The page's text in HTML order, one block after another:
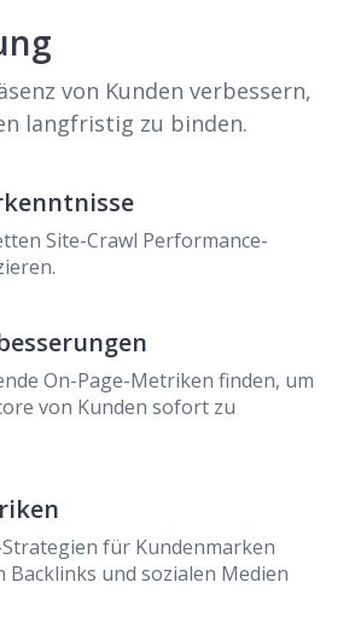
von Kunden verbessern,
langfristig zu binden.
Site-Crawl Performance-
On-Page-Metriken finden, um
von Kunden sofort zu
für Kundenmarken
Backlinks und sozialen Medien